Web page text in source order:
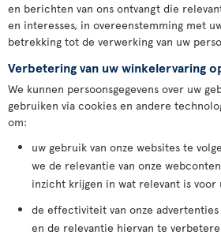
en berichten van ons ontvangt die
en interesses, in overeenstemming met
betrekking tot de verwerking van uw
Verbetering van uw winkelervaring
We kunnen persoonsgegevens over uw
gebruiken via cookies en andere
om:
uw gebruik van onze websites te
we de relevantie van onze
inzicht krijgen in wat relevant is voor
de effectiviteit van onze
en de relevantie hiervan te